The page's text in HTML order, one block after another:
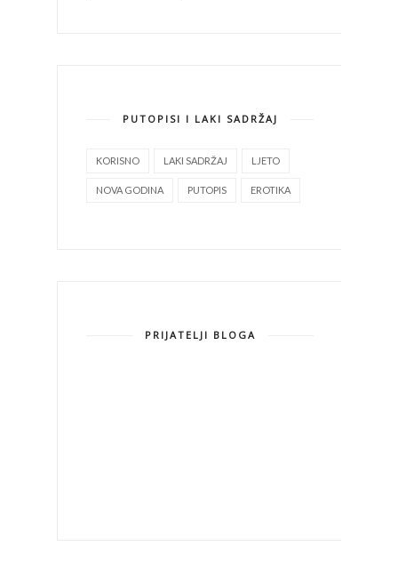
PUTOPISI I LAKI SADRŽAJ
KORISNO LAKI SADRŽAJ LJETO
NOVA GODINA PUTOPIS EROTIKA
PRIJATELJI BLOGA